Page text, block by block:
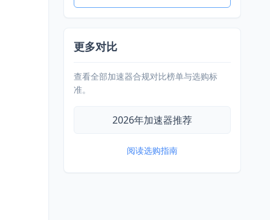
更多对比
查看全部加速器合规对比榜单与选购标
准。
2026年加速器推荐
阅读选购指南